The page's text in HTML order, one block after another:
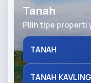
Tanah
Pilih tipe properti
TANAH
TANAH KAVLING